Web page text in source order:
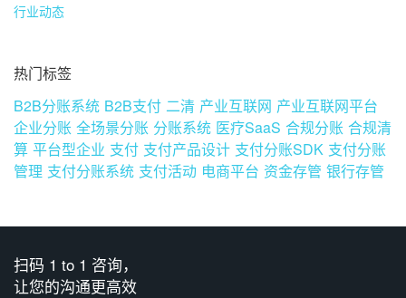
行业动态
热门标签
B2B分账系统 B2B支付 二清 产业互联网 产业互联网平台
企业分账 全场景分账 分账系统 医疗SaaS 合规分账 合规清
算 平台型企业 支付 支付产品设计 支付分账SDK 支付分账
管理 支付分账系统 支付活动 电商平台 资金存管 银行存管
扫码 1 to 1 咨询，
让您的沟通更高效